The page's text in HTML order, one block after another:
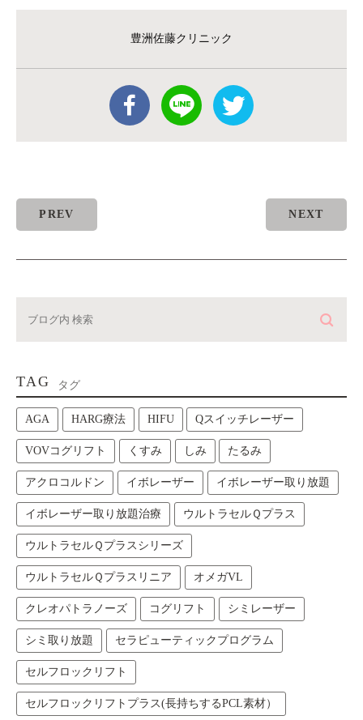
豊洲佐藤クリニック
PREV NEXT
TAG タグ
AGA HARG療法 HIFU Qスイッチレーザー
VOVコグリフト くすみ しみ たるみ
アクロコルドン イボレーザー イボレーザー取り放題
イボレーザー取り放題治療 ウルトラセルＱプラス
ウルトラセルＱプラスシリーズ
ウルトラセルＱプラスリニア オメガVL
クレオパトラノーズ コグリフト シミレーザー
シミ取り放題 セラピューティックプログラム
セルフロックリフト
セルフロックリフトプラス(長持ちするPCL素材）